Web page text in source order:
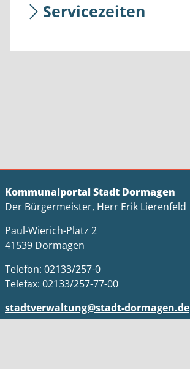
Servicezeiten
Kommunalportal Stadt Dormagen
Der Bürgermeister, Herr Erik Lierenfeld
Paul-Wierich-Platz 2
41539 Dormagen
Telefon: 02133/257-0
Telefax: 02133/257-77-00
stadtverwaltung@stadt-dormagen.de